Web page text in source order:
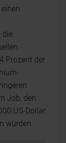
die
Prozent der
Job, den
US-Dollar
würden.